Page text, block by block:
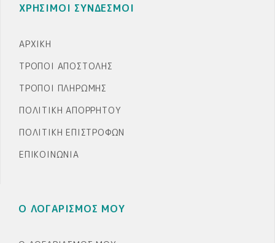
ΧΡΗΣΙΜΟΙ ΣΥΝΔΕΣΜΟΙ
ΑΡΧΙΚΉ
ΤΡΌΠΟΙ ΑΠΟΣΤΟΛΉΣ
ΤΡΌΠΟΙ ΠΛΗΡΩΜΉΣ
ΠΟΛΙΤΙΚΉ ΑΠΟΡΡΉΤΟΥ
ΠΟΛΙΤΙΚΉ ΕΠΙΣΤΡΟΦΏΝ
ΕΠΙΚΟΙΝΩΝΊΑ
Ο ΛΟΓΑΡΙΣΜΟΣ ΜΟΥ